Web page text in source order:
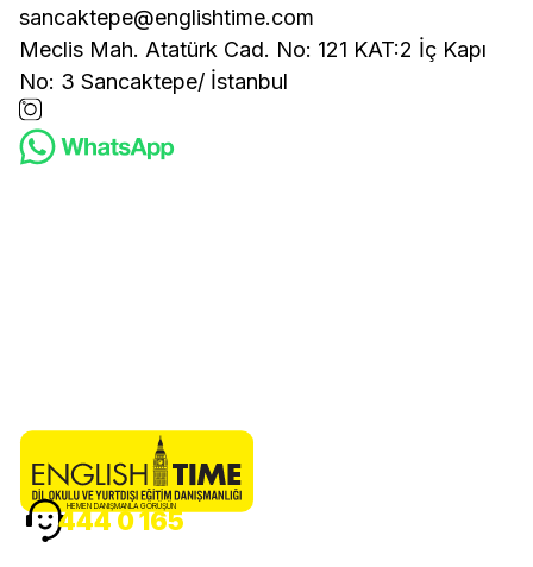
sancaktepe@englishtime.com
Meclis Mah. Atatürk Cad. No: 121 KAT:2 İç Kapı
No: 3 Sancaktepe/ İstanbul
HEMEN DANIŞMANLA GÖRÜŞÜN
444 0 165